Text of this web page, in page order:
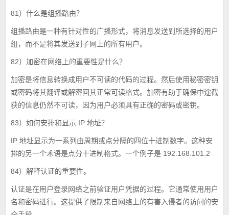
81）什么是组播路由？
组播路由是一种有针对性的广播形式，将消息发送到所选择的用户
组，而不是将其发送到子网上的所有用户。
82）加密在网络上的重要性是什么？
加密是将信息转换成用户不可读的代码的过程。然后使用秘密密钥
或密码将其翻译或解密回其正常可读格式。加密有助于确保中途截
获的信息仍然不可读，因为用户必须具有正确的密码或密钥。
83）如何安排和显示 IP 地址？
IP 地址显示为一系列由周期或点分隔的四位十进制数字。这种安
排的另一个术语是点分十进制格式。一个例子是 192.168.101.2
84）解释认证的重要性。
认证是在用户登录网络之前验证用户凭据的过程。它通常使用用户
名和密码进行。这提供了限制来自网络上的有害入侵者的访问的安